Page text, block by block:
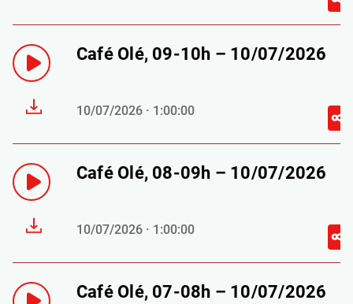
Café Olé, 09-10h – 10/07/2026
10/07/2026 · 1:00:00
Café Olé, 08-09h – 10/07/2026
10/07/2026 · 1:00:00
Café Olé, 07-08h – 10/07/2026